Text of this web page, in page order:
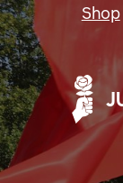
Shop